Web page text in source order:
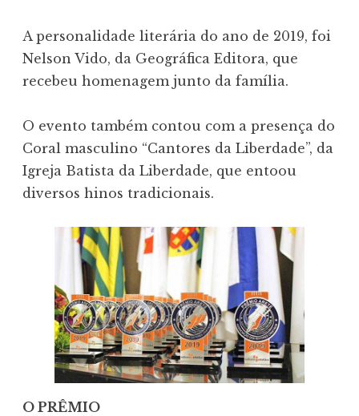
A personalidade literária do ano de 2019, foi
Nelson Vido, da Geográfica Editora, que
recebeu homenagem junto da família.
O evento também contou com a presença do
Coral masculino “Cantores da Liberdade”, da
Igreja Batista da Liberdade, que entoou
diversos hinos tradicionais.
O PRÊMIO